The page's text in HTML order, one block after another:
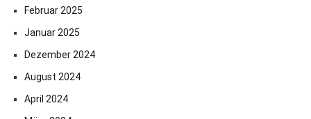
Februar 2025
Januar 2025
Dezember 2024
August 2024
April 2024